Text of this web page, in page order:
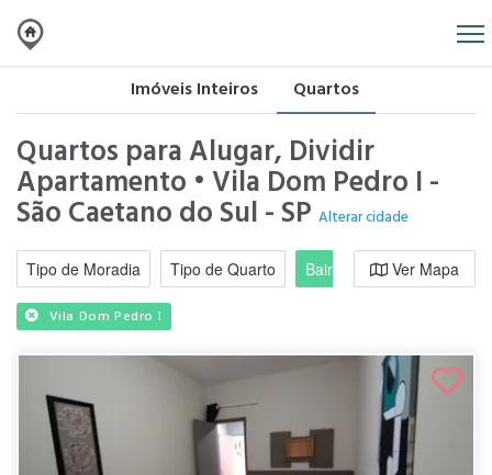
Imóveis Inteiros Quartos
Quartos para Alugar, Dividir
Apartamento • Vila Dom Pedro I -
São Caetano do Sul - SP Alterar cidade
Tipo de Moradia Tipo de Quarto Bairro / RegiãoVer Mapa
Vila Dom Pedro I